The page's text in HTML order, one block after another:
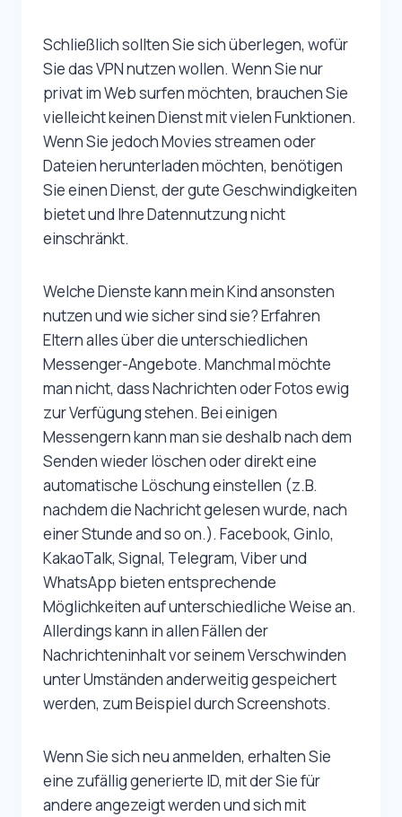
Schließlich sollten Sie sich überlegen, wofür
Sie das VPN nutzen wollen. Wenn Sie nur
privat im Web surfen möchten, brauchen Sie
vielleicht keinen Dienst mit vielen Funktionen.
Wenn Sie jedoch Movies streamen oder
Dateien herunterladen möchten, benötigen
Sie einen Dienst, der gute Geschwindigkeiten
bietet und Ihre Datennutzung nicht
einschränkt.
Welche Dienste kann mein Kind ansonsten
nutzen und wie sicher sind sie? Erfahren
Eltern alles über die unterschiedlichen
Messenger-Angebote. Manchmal möchte
man nicht, dass Nachrichten oder Fotos ewig
zur Verfügung stehen. Bei einigen
Messengern kann man sie deshalb nach dem
Senden wieder löschen oder direkt eine
automatische Löschung einstellen (z.B.
nachdem die Nachricht gelesen wurde, nach
einer Stunde and so on.). Facebook, Ginlo,
KakaoTalk, Signal, Telegram, Viber und
WhatsApp bieten entsprechende
Möglichkeiten auf unterschiedliche Weise an.
Allerdings kann in allen Fällen der
Nachrichteninhalt vor seinem Verschwinden
unter Umständen anderweitig gespeichert
werden, zum Beispiel durch Screenshots.
Wenn Sie sich neu anmelden, erhalten Sie
eine zufällig generierte ID, mit der Sie für
andere angezeigt werden und sich mit